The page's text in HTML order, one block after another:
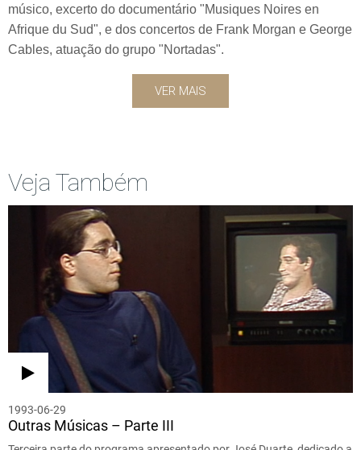
músico, excerto do documentário "Musiques Noires en
Afrique du Sud", e dos concertos de Frank Morgan e George
Cables, atuação do grupo "Nortadas".
VER MAIS
Veja Também
1993-06-29
Outras Músicas – Parte III